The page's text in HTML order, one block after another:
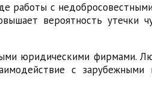
работы с
вероятность утечки
юридическими фирмами.
с